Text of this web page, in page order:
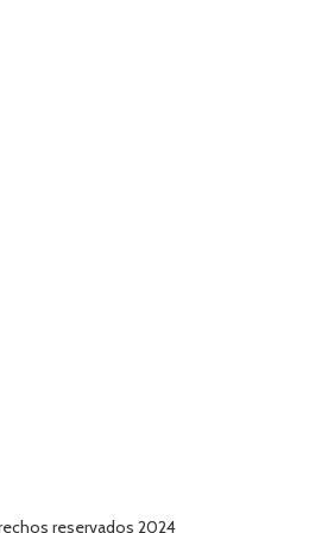
reservados 2024